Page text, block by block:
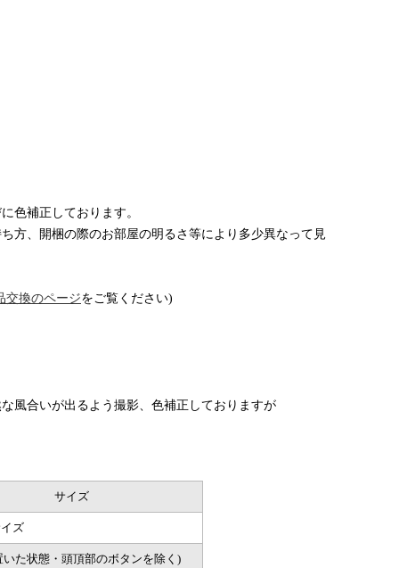
色補正しております。
方、開梱の際のお部屋の明るさ等により多少異なって見
交換のページをご覧ください)
風合いが出るよう撮影、色補正しておりますが
サイズ
ズ
いた状態・頭頂部のボタンを除く)